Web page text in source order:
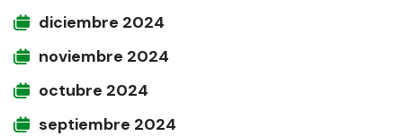
diciembre 2024
noviembre 2024
octubre 2024
septiembre 2024